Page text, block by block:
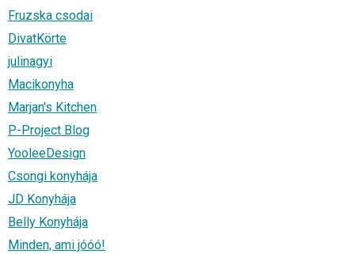
Fruzska csodai
DivatKörte
julinagyi
Macikonyha
Marjan's Kitchen
P-Project Blog
YooleeDesign
Csongi konyhája
JD Konyhája
Belly Konyhája
Minden, ami jóóó!